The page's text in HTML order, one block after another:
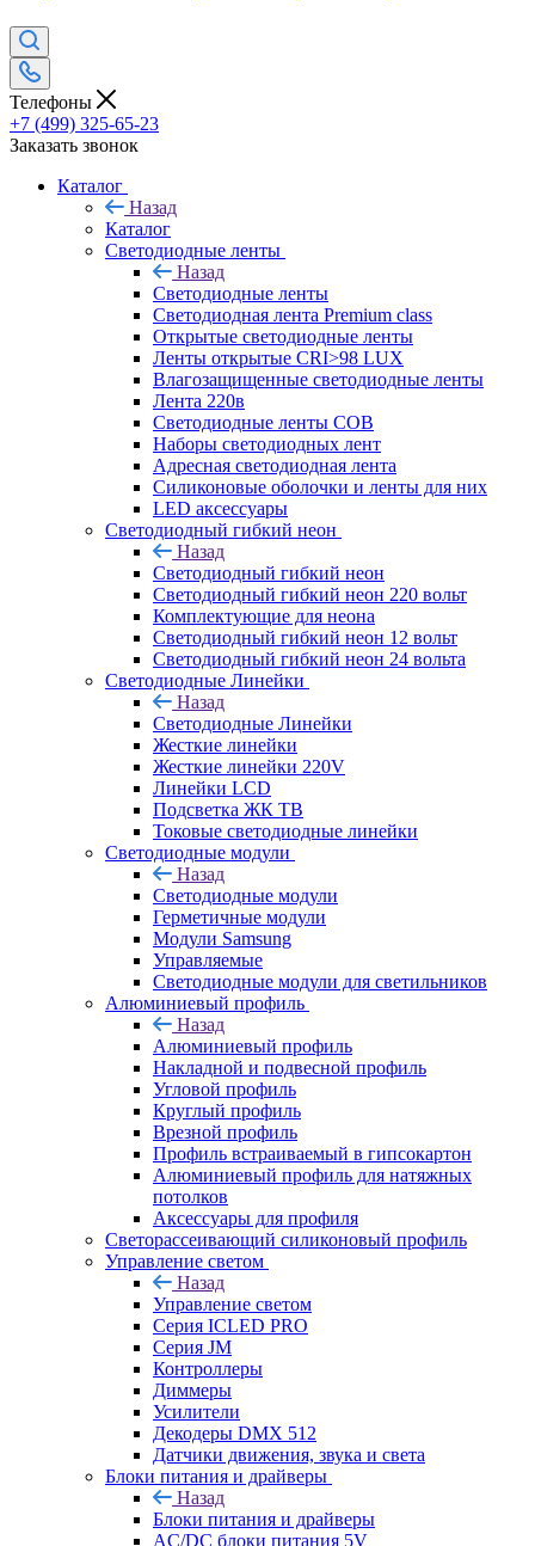
Телефоны
+7 (499) 325-65-23
Заказать звонок
Каталог
Назад
Каталог
Светодиодные ленты
Назад
Светодиодные ленты
Светодиодная лента Premium class
Открытые светодиодные ленты
Ленты открытые CRI>98 LUX
Влагозащищенные светодиодные ленты
Лента 220в
Светодиодные ленты COB
Наборы светодиодных лент
Адресная светодиодная лента
Силиконовые оболочки и ленты для них
LED аксессуары
Светодиодный гибкий неон
Назад
Светодиодный гибкий неон
Светодиодный гибкий неон 220 вольт
Комплектующие для неона
Светодиодный гибкий неон 12 вольт
Светодиодный гибкий неон 24 вольта
Светодиодные Линейки
Назад
Светодиодные Линейки
Жесткие линейки
Жесткие линейки 220V
Линейки LCD
Подсветка ЖК ТВ
Токовые светодиодные линейки
Светодиодные модули
Назад
Светодиодные модули
Герметичные модули
Модули Samsung
Управляемые
Светодиодные модули для светильников
Алюминиевый профиль
Назад
Алюминиевый профиль
Накладной и подвесной профиль
Угловой профиль
Круглый профиль
Врезной профиль
Профиль встраиваемый в гипсокартон
Алюминиевый профиль для натяжных
потолков
Аксессуары для профиля
Светорассеивающий силиконовый профиль
Управление светом
Назад
Управление светом
Серия ICLED PRO
Серия JM
Контроллеры
Диммеры
Усилители
Декодеры DMX 512
Датчики движения, звука и света
Блоки питания и драйверы
Назад
Блоки питания и драйверы
AC/DC блоки питания 5V